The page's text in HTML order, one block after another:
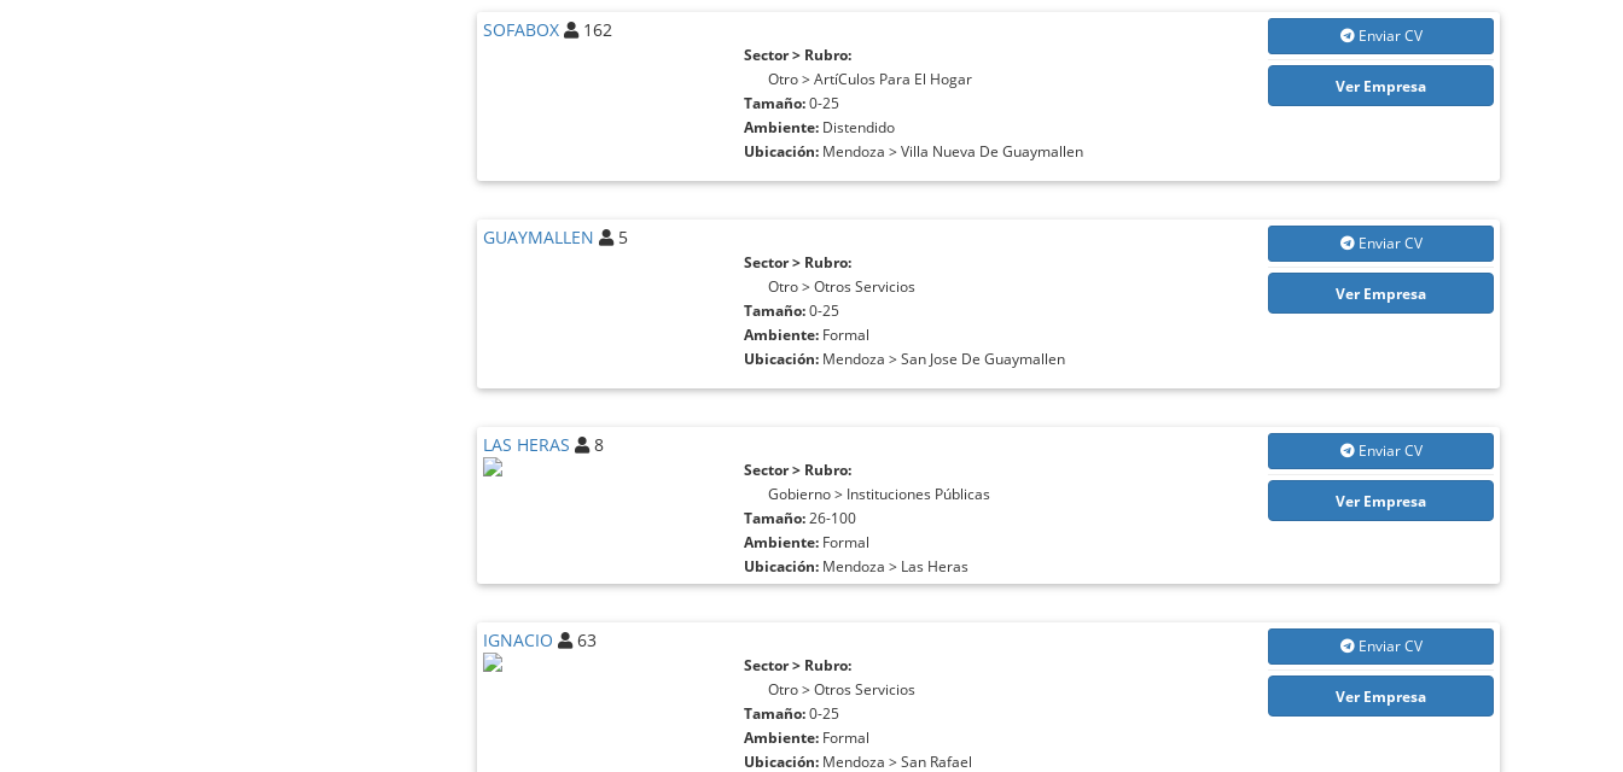
SOFABOX 162
Sector > Rubro:
Otro > ArtíCulos Para El Hogar
Tamaño:0-25
Ambiente: Distendido
Ubicación: Mendoza > Villa Nueva De Guaymallen
Enviar CV
Ver Empresa
GUAYMALLEN 5
Sector > Rubro:
Otro > Otros Servicios
Tamaño:0-25
Ambiente: Formal
Ubicación: Mendoza > San Jose De Guaymallen
Enviar CV
Ver Empresa
LAS HERAS 8
Sector > Rubro:
Gobierno > Instituciones Públicas
Tamaño: 26-100
Ambiente: Formal
Ubicación: Mendoza > Las Heras
Enviar CV
Ver Empresa
IGNACIO 63
Sector > Rubro:
Otro > Otros Servicios
Tamaño:0-25
Ambiente: Formal
Ubicación: Mendoza > San Rafael
Enviar CV
Ver Empresa